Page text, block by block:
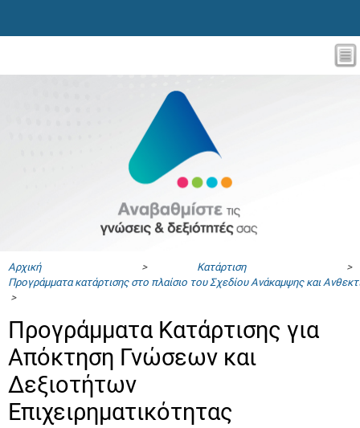
Αρχική> Κατάρτιση>
Προγράμματα κατάρτισης στο πλαίσιο του Σχεδίου Ανάκαμψης και
>
Προγράμματα Κατάρτισης για
Απόκτηση Γνώσεων και
Δεξιοτήτων
Επιχειρηματικότητας